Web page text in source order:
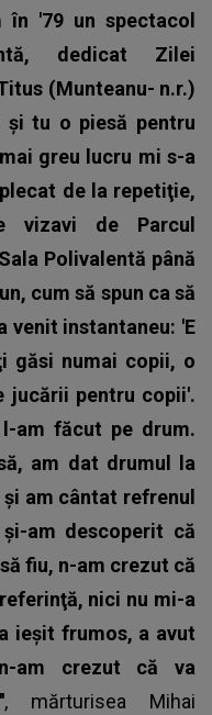
'79 un spectacol
dedicat Zilei
(Munteanu- n.r.)
şi tu o piesă pentru
greu lucru mi s-a
de la repetiţie,
vizavi de Parcul
Polivalentă până
cum să spun ca să
venit instantaneu: 'E
găsi numai copii, o
jucării pentru copii'.
am făcut pe drum.
am dat drumul la
am cântat refrenul
am descoperit că
fiu, n-am crezut că
nici nu mi-a
ieşit frumos, a avut
am crezut că va
, mărturisea Mihai